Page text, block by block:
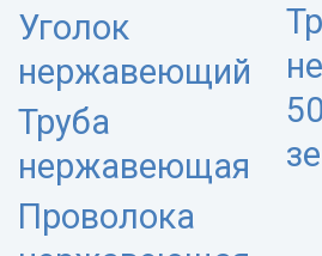
Уголок
нержавеющий
Труба
нержавеющая
Проволока